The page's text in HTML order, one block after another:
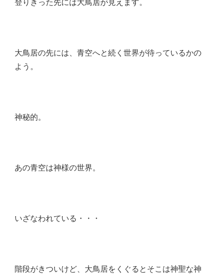
登りきった先には大鳥居が見えます。
大鳥居の先には、青空へと続く世界が待っているかの
よう。
神秘的。
あの青空は神様の世界。
いざなわれている・・・
階段がきついけど、大鳥居をくぐるとそこは神聖な神